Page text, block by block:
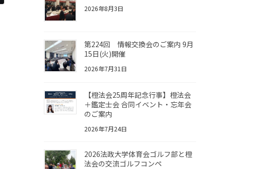
2026年8月3日
第224回 情報交換会のご案内 9月
15日(火)開催
2026年7月31日
【橙法会25周年記念行事】橙法会
＋鑑定士会 合同イベント・忘年会
のご案内
2026年7月24日
2026法政大学体育会ゴルフ部と橙
法会の交流ゴルフコンペ